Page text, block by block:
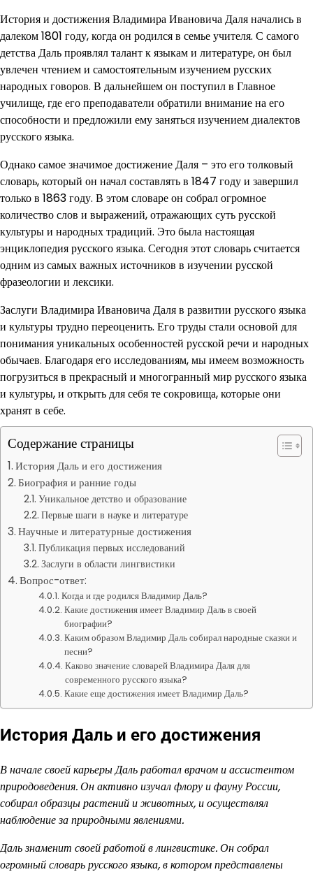
История и достижения Владимира Ивановича Даля начались в
далеком 1801 году, когда он родился в семье учителя. С самого
детства Даль проявлял талант к языкам и литературе, он был
увлечен чтением и самостоятельным изучением русских
народных говоров. В дальнейшем он поступил в Главное
училище, где его преподаватели обратили внимание на его
способности и предложили ему заняться изучением диалектов
русского языка.
Однако самое значимое достижение Даля – это его толковый
словарь, который он начал составлять в 1847 году и завершил
только в 1863 году. В этом словаре он собрал огромное
количество слов и выражений, отражающих суть русской
культуры и народных традиций. Это была настоящая
энциклопедия русского языка. Сегодня этот словарь считается
одним из самых важных источников в изучении русской
фразеологии и лексики.
Заслуги Владимира Ивановича Даля в развитии русского языка
и культуры трудно переоценить. Его труды стали основой для
понимания уникальных особенностей русской речи и народных
обычаев. Благодаря его исследованиям, мы имеем возможность
погрузиться в прекрасный и многогранный мир русского языка
и культуры, и открыть для себя те сокровища, которые они
хранят в себе.
Содержание страницы
История Даль и его достижения
Биография и ранние годы
Уникальное детство и образование
Первые шаги в науке и литературе
Научные и литературные достижения
Публикация первых исследований
Заслуги в области лингвистики
Вопрос-ответ:
Когда и где родился Владимир Даль?
Какие достижения имеет Владимир Даль в своей
биографии?
Каким образом Владимир Даль собирал народные сказки и
песни?
Каково значение словарей Владимира Даля для
современного русского языка?
Какие еще достижения имеет Владимир Даль?
История Даль и его достижения
В начале своей карьеры Даль работал врачом и ассистентом
природоведения. Он активно изучал флору и фауну России,
собирал образцы растений и животных, и осуществлял
наблюдение за природными явлениями.
Даль знаменит своей работой в лингвистике. Он собрал
огромный словарь русского языка, в котором представлены